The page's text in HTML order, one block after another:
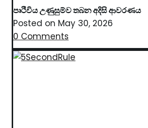
පෘථිවිය උණුසුම්ව තබන අදිසි ආවරණය
Posted on May 30, 2026
0 Comments